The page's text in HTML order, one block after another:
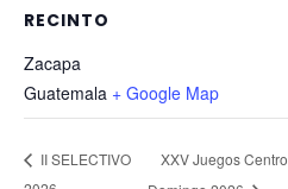
RECINTO
Zacapa
Guatemala + Google Map
II SELECTIVO
XXV Juegos